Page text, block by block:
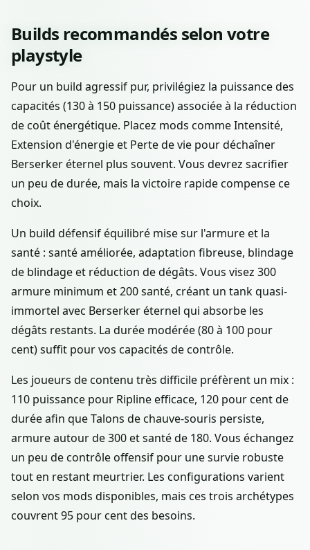
Builds recommandés selon votre
playstyle
Pour un build agressif pur, privilégiez la puissance des
capacités (130 à 150 puissance) associée à la réduction
de coût énergétique. Placez mods comme Intensité,
Extension d'énergie et Perte de vie pour déchaîner
Berserker éternel plus souvent. Vous devrez sacrifier
un peu de durée, mais la victoire rapide compense ce
choix.
Un build défensif équilibré mise sur l'armure et la
santé : santé améliorée, adaptation fibreuse, blindage
de blindage et réduction de dégâts. Vous visez 300
armure minimum et 200 santé, créant un tank quasi-
immortel avec Berserker éternel qui absorbe les
dégâts restants. La durée modérée (80 à 100 pour
cent) suffit pour vos capacités de contrôle.
Les joueurs de contenu très difficile préfèrent un mix :
110 puissance pour Ripline efficace, 120 pour cent de
durée afin que Talons de chauve-souris persiste,
armure autour de 300 et santé de 180. Vous échangez
un peu de contrôle offensif pour une survie robuste
tout en restant meurtrier. Les configurations varient
selon vos mods disponibles, mais ces trois archétypes
couvrent 95 pour cent des besoins.